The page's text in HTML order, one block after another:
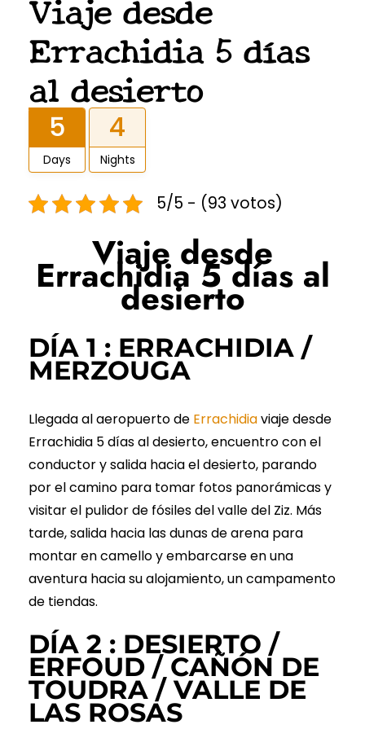
Viaje desde
Errachidia 5 días
al desierto
5
Days
4
Nights
5/5 - (93 votos)
Viaje desde
Errachidia 5 días al
desierto
DÍA 1 : ERRACHIDIA /
MERZOUGA
Llegada al aeropuerto de Errachidiaviaje desde
Errachidia 5 días al desierto, encuentro con el
conductor y salida hacia el desierto, parando
por el camino para tomar fotos panorámicas y
visitar el pulidor de fósiles del valle del Ziz. Más
tarde, salida hacia las dunas de arena para
montar en camello y embarcarse en una
aventura hacia su alojamiento, un campamento
de tiendas.
DÍA 2 : DESIERTO /
ERFOUD / CAÑÓN DE
TOUDRA / VALLE DE
LAS ROSAS